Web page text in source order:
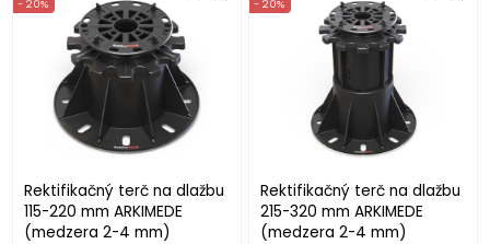
Rektifikačný terč na dlažbu
115-220 mm ARKIMEDE
(medzera 2-4 mm)
- 20%
Rektifikačný terč na dlažbu
215-320 mm ARKIMEDE
(medzera 2-4 mm)
- 20%